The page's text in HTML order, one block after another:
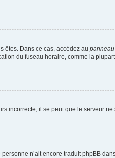
êtes. Dans ce cas, accédez au panneau
du fuseau horaire, comme la
incorrecte, il se peut que le serveur
n’ait encore traduit phpBB